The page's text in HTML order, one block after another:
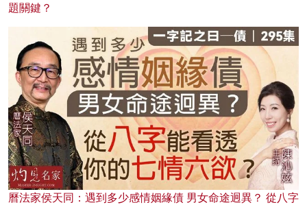
題關鍵？
曆法家侯天同：遇到多少感情姻緣債 男女命途迥異？ 從八字